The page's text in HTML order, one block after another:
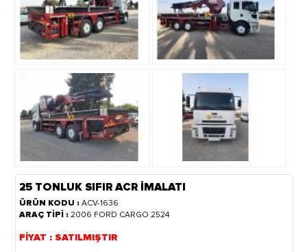
25 TONLUK SIFIR ACR İMALATI
ÜRÜN KODU :ACV-1636
ARAÇ TİPİ :2006 FORD CARGO 2524
FİYAT : SATILMIŞTIR